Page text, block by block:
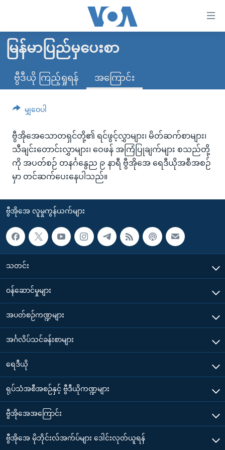
လွယ်ကူ
စေ
သည့်
ပင်မ
အကြောင်းအရာ
ကျော်
ရန်
ပင်မ
ညွန်း
စာမျက်နှာ
သို့
ကြည့်
ရန်
သို့
ကျော်
ရန်
မူလစာမျက်နှာ
မြန်မာ
ကမ္ဘာ့သတင်းများ
နိုင်ငံတကာ
တရုတ်
အစ္စရေး-ပါလက်စတိုင်း
ဗွီဒီယို
ရပ်ဝန်းတခု လမ်းတခု အလွန်
အင်္ဂလိပ်စာလေ့လာမယ်
အမေရိကန်သုံးအီဒီယံ
ရုပ်ရှင်ထဲက အင်္ဂလိပ်စာ
သုတပဒေသာ အင်္ဂလိပ်စာ
အပတ်စဉ်ကဏ္ဍများ
တီဗွီ
ရေဒီယို/တီဗွီအစီအစဉ်
Learning English
ဗွီအိုအေ လူမှုကွန်ယက်များ
ဘာသာစကားများ
မြန်မာပြည်မှပေးစာ
ဗွီဒီယို ကြည့်ရှုရန် အကြောင်း
မျှဝေပါ
ဗွီအိုအေသောတရှင်တို့၏ ရင်ဖွင့်လွှာများ၊ မိတ်ဆက်စာများ၊
သီချင်းတောင်းလွှာများ၊ ဝေဖန် အကြံပြုချက်များ စသည်တို့
ကို အပတ်စဉ် တနင်္ဂနွေည ၉ နာရီ ဗွီအိုအေ ရေဒီယိုအစီအစဉ်
မှာ တင်ဆက်ပေးနေပါသည်။
ဗွီအိုအေ လူမှုကွန်ယက်များ
သတင်း
၀န်ဆောင်မှုများ
အပတ်စဉ်ကဏ္ဍများ
အင်္ဂလိပ်သင်ခန်းစာများ
ရေဒီယို
ရုပ်သံအစီအစဉ်နှင့် ဗွီဒီယိုကဏ္ဍများ
ဗွီအိုအေအကြောင်း
ဗွီအိုအေ မိုဘိုင်းလ်အက်ပ်များ ဒေါင်းလုတ်ယူရန်